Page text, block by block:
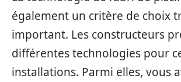
également un critère de choix
important. Les constructeurs
différentes technologies pour
installations. Parmi elles, vous